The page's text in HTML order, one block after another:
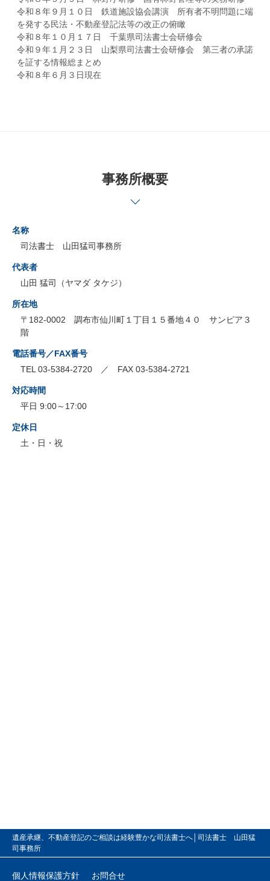
令和８年９月１０日 鉄道施設協会講演 所有者不明問題に端
を発する民法・不動産登記法等の改正の俯瞰
令和８年１０月１７日 千葉県司法書士会研修会
令和９年１月２３日 山梨県司法書士会研修会 第三者の承諾
を証する情報総まとめ
令和８年６月３日現在
事務所概要
名称
司法書士 山田猛司事務所
代表者
山田 猛司（ヤマダ タケジ）
所在地
〒182-0002 調布市仙川町１丁目１５番地４０ サンピア３
階
電話番号／FAX番号
TEL 03-5384-2720 ／ FAX 03-5384-2721
対応時間
平日 9:00～17:00
定休日
土・日・祝
遺産承継、不動産登記のご相談は経験豊かな司法書士へ│司法書士 山田猛
司事務所
個人情報保護方針 お問合せ